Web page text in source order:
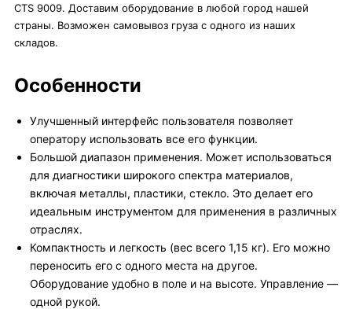
CTS 9009. Доставим оборудование в любой город нашей
страны. Возможен самовывоз груза с одного из наших
складов.
Особенности
Улучшенный интерфейс пользователя позволяет
оператору использовать все его функции.
Большой диапазон применения. Может использоваться
для диагностики широкого спектра материалов,
включая металлы, пластики, стекло. Это делает его
идеальным инструментом для применения в различных
отраслях.
Компактность и легкость (вес всего 1,15 кг). Его можно
переносить его с одного места на другое.
Оборудование удобно в поле и на высоте. Управление —
одной рукой.